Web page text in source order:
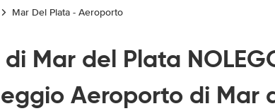
Mar Del Plata - Aeroporto
Mar del Plata
Aeroporto di Mar